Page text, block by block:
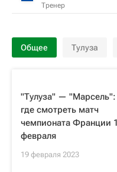
Тренер
Общее Тулуза
"Тулуза" — "Марсель":
где смотреть матч
чемпионата Франции
февраля
19 февраля 2023